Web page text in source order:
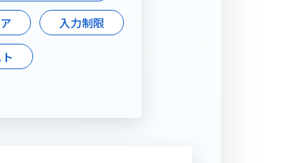
入力制限